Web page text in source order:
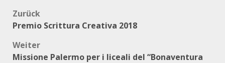
Beitragsnavigation
Zurück
Premio Scrittura Creativa 2018
Weiter
Missione Palermo per i liceali del “Bonaventura